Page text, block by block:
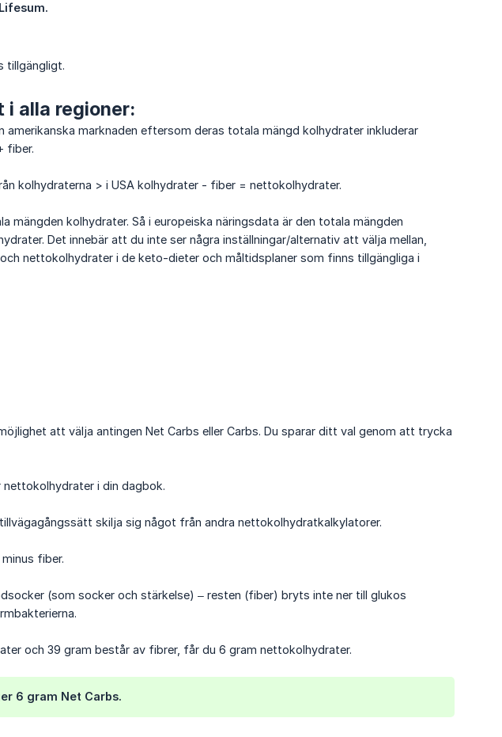
tillgängligt.
alla regioner:
marknaden eftersom deras totala mängd kolhydrater inkluderar
fiber.
kolhydraterna > i USA kolhydrater - fiber = nettokolhydrater.
mängden kolhydrater. Så i europeiska näringsdata är den totala mängden
Det innebär att du inte ser några inställningar/alternativ att välja mellan,
nettokolhydrater i de keto-dieter och måltidsplaner som finns tillgängliga i
att välja antingen Net Carbs eller Carbs. Du sparar ditt val genom att trycka
nettokolhydrater i din dagbok.
skilja sig något från andra nettokolhydratkalkylatorer.
fiber.
(som socker och stärkelse) – resten (fiber) bryts inte ner till glukos
och 39 gram består av fibrer, får du 6 gram nettokolhydrater.
6 gram Net Carbs.